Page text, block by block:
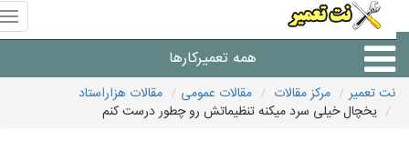
همه تعمیرکارها
شرکت های تعمیرات لوازم
نت تعمیر مرکز مقالات مقالات عمومی
مقالات هزاراستاد
یخچال خیلی سرد میکنه تنظیماتش رو چطور درست کنم